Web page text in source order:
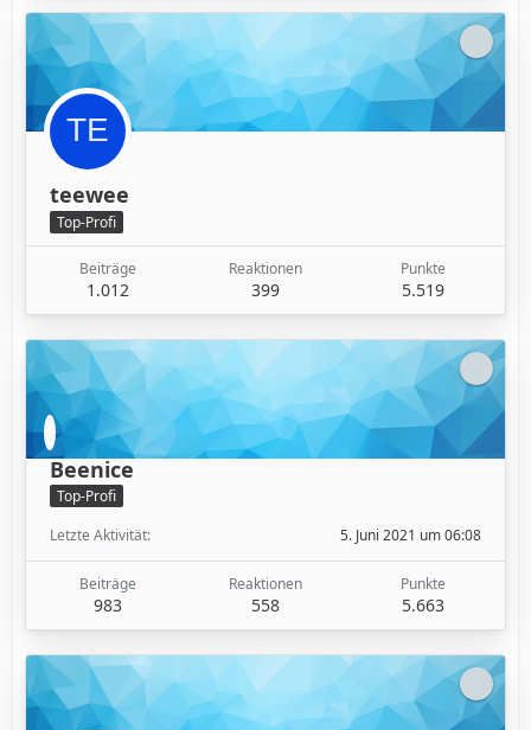
teewee
Top-Profi
Beiträge
1.012
Reaktionen
399
Punkte
5.519
Beenice
Top-Profi
Letzte Aktivität
5. Juni 2021 um 06:08
Beiträge
983
Reaktionen
558
Punkte
5.663